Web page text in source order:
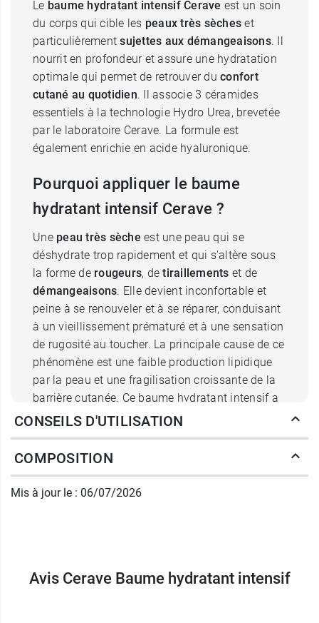
Le baume hydratant intensif Cerave est un soin
du corps qui cible les peaux très sèches et
particulièrementsujettes aux démangeaisons. Il
nourrit en profondeur et assure une hydratation
optimale qui permet de retrouver du confort
cutané au quotidien. Il associe 3 céramides
essentiels à la technologie Hydro Urea, brevetée
par le laboratoire Cerave. La formule est
également enrichie en acide hyaluronique.
Pourquoi appliquer le baume
hydratant intensif Cerave ?
Une peau très sèche est une peau qui se
déshydrate trop rapidement et qui s'altère sous
la forme de rougeurs, detiraillements et de
démangeaisons. Elle devient inconfortable et
peine à se renouveler et à se réparer, conduisant
à un vieillissement prématuré et à une sensation
de rugosité au toucher. La principale cause de ce
phénomène est une faible production lipidique
par la peau et une fragilisation croissante de la
barrière cutanée. Ce baume hydratant intensif a
été formulé pour palier ces carences et restaurer
optimale.
Comment le baume intensif Cerave
céramides essentielspour la peau.
CONSEILS D'UTILISATION
COMPOSITION
Mis à jour le : 06/07/2026
Avis Cerave Baume hydratant intensif